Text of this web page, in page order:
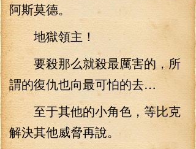
阿斯莫德。
地獄領主！
要殺那么就殺最厲害的，所
謂的復仇也向最可怕的去…
至于其他的小角色，等比克
解決其他威脅再說。